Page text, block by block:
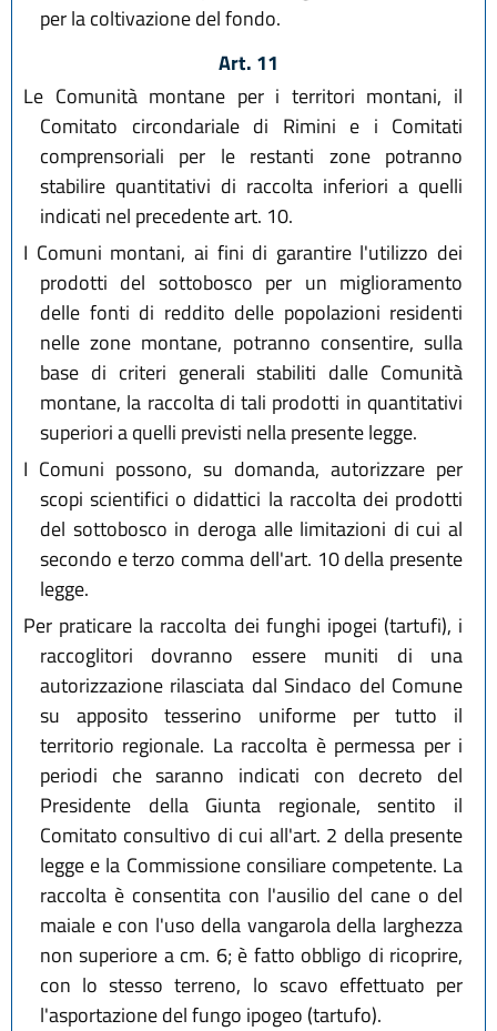
per la coltivazione del fondo.
Art. 11
Le Comunità montane per i territori montani, il
Comitato circondariale di Rimini e i Comitati
comprensoriali per le restanti zone potranno
stabilire quantitativi di raccolta inferiori a quelli
indicati nel precedente art. 10.
I Comuni montani, ai fini di garantire l'utilizzo dei
prodotti del sottobosco per un miglioramento
delle fonti di reddito delle popolazioni residenti
nelle zone montane, potranno consentire, sulla
base di criteri generali stabiliti dalle Comunità
montane, la raccolta di tali prodotti in quantitativi
superiori a quelli previsti nella presente legge.
I Comuni possono, su domanda, autorizzare per
scopi scientifici o didattici la raccolta dei prodotti
del sottobosco in deroga alle limitazioni di cui al
secondo e terzo comma dell'art. 10 della presente
legge.
Per praticare la raccolta dei funghi ipogei (tartufi), i
raccoglitori dovranno essere muniti di una
autorizzazione rilasciata dal Sindaco del Comune
su apposito tesserino uniforme per tutto il
territorio regionale. La raccolta è permessa per i
periodi che saranno indicati con decreto del
Presidente della Giunta regionale, sentito il
Comitato consultivo di cui all'art. 2 della presente
legge e la Commissione consiliare competente. La
raccolta è consentita con l'ausilio del cane o del
maiale e con l'uso della vangarola della larghezza
non superiore a cm. 6; è fatto obbligo di ricoprire,
con lo stesso terreno, lo scavo effettuato per
l'asportazione del fungo ipogeo (tartufo).